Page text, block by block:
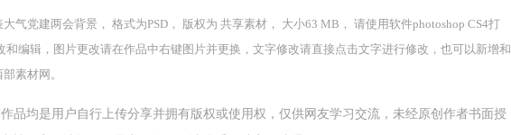
气党建两会背景， 格式为PSD， 版权为 共享素材， 大小63 MB， 请使用软件photoshop CS4打
和编辑，图片更改请在作品中右键图片并更换，文字修改请直接点击文字进行修改，也可以新增和
素材网。
品均是用户自行上传分享并拥有版权或使用权，仅供网友学习交流，未经原创作者书面授